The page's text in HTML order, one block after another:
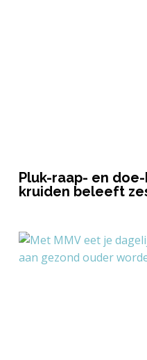
Pluk-raap- en
kruiden beleeft